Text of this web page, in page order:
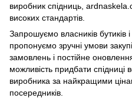
виробник спідниць,
високих стандартів.
Запрошуємо власників бутиків
пропонуємо зручні умови
замовлень і постійне
можливість придбати спідниці
виробника за найкращими
посередників.